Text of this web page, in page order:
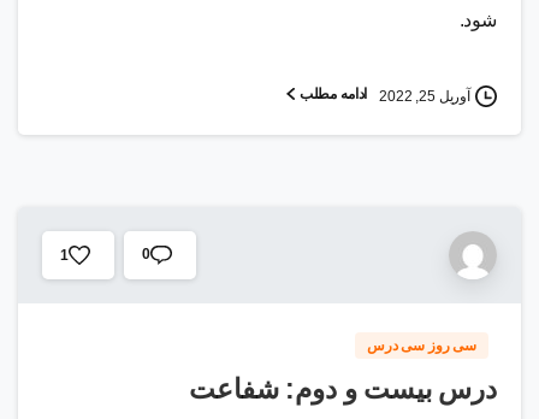
شود.
آوریل 25, 2022 ادامه مطلب
0
1
سی روز سی درس
درس بیست و دوم: شفاعت